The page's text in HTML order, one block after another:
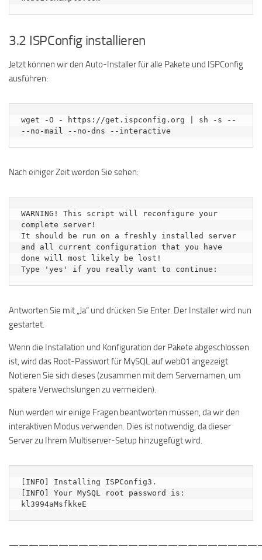
3.2 ISPConfig installieren
Jetzt können wir den Auto-Installer für alle Pakete und ISPConfig
ausführen:
wget -O - https://get.ispconfig.org | sh -s --
--no-mail --no-dns --interactive
Nach einiger Zeit werden Sie sehen:
WARNING! This script will reconfigure your
complete server!
It should be run on a freshly installed server
and all current configuration that you have
done will most likely be lost!
Type 'yes' if you really want to continue:
Antworten Sie mit „Ja“ und drücken Sie Enter. Der Installer wird nun
gestartet.
Wenn die Installation und Konfiguration der Pakete abgeschlossen
ist, wird das Root-Passwort für MySQL auf web01 angezeigt.
Notieren Sie sich dieses (zusammen mit dem Servernamen, um
spätere Verwechslungen zu vermeiden).
Nun werden wir einige Fragen beantworten müssen, da wir den
interaktiven Modus verwenden. Dies ist notwendig, da dieser
Server zu Ihrem Multiserver-Setup hinzugefügt wird.
[INFO] Installing ISPConfig3.
[INFO] Your MySQL root password is:
kl3994aMsfkkeE